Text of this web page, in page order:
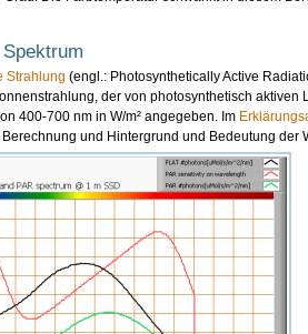
Strahlung (engl.: Photosynthetically Active
der von photosynthetisch aktiven
400-700 nm in W/m² angegeben. Im
und Hintergrund und Bedeutung der